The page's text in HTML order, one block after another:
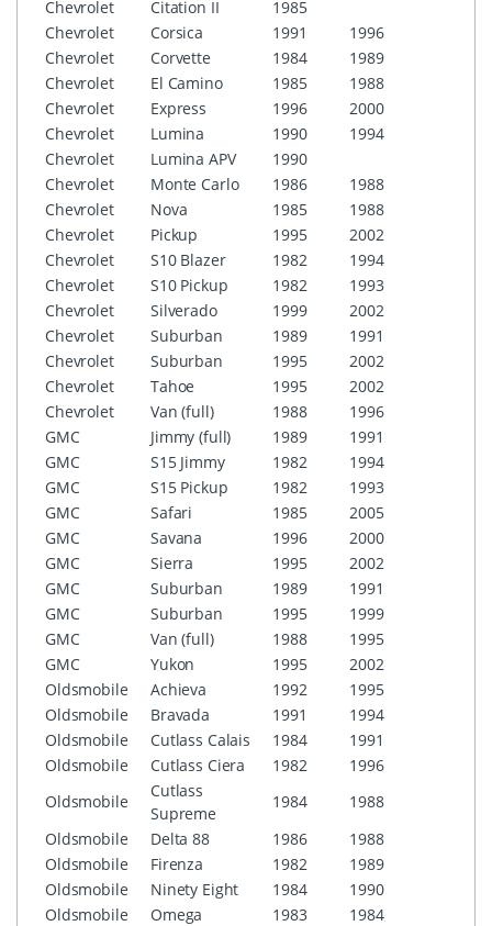
Chevrolet Citation II
1985
Chevrolet
Corsica 1991
1996
Chevrolet
Corvette 1984
1989
Chevrolet
El Camino 1985
1988
Chevrolet
Express 1996
2000
Chevrolet
Lumina 1990
1994
Chevrolet
Lumina APV
1990
Chevrolet
Monte Carlo 1986
1988
Chevrolet
Nova 1985
1988
Chevrolet
Pickup 1995
2002
Chevrolet
S10 Blazer 1982
1994
Chevrolet
S10 Pickup 1982
1993
Chevrolet
Silverado 1999
2002
Chevrolet
Suburban 1989
1991
Chevrolet
Suburban 1995
2002
Chevrolet
Tahoe 1995
2002
Chevrolet
Van (full) 1988
1996
GMC
Jimmy (full) 1989
1991
GMC
S15 Jimmy 1982
1994
GMC
S15 Pickup 1982
1993
GMC
Safari 1985
2005
GMC
Savana 1996
2000
GMC
Sierra 1995
2002
GMC
Suburban 1989
1991
GMC
Suburban 1995
1999
GMC
Van (full) 1988
1995
GMC
Yukon 1995
2002
Oldsmobile
Achieva 1992
1995
Oldsmobile
Bravada 1991
1994
Oldsmobile
Cutlass Calais 1984
1991
Oldsmobile
Cutlass Ciera 1982
1996
Oldsmobile
Cutlass
Supreme
1984
1988
Oldsmobile
Delta 88 1986
1988
Oldsmobile
Firenza 1982
1989
Oldsmobile
Ninety Eight 1984
1990
Oldsmobile
Omega 1983
1984